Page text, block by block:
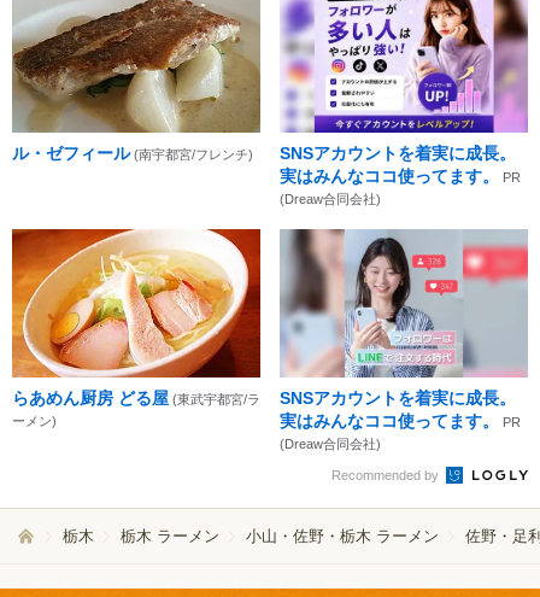
ル・ゼフィール (南宇都宮/フレンチ)
SNSアカウントを着実に成長。
実はみんなココ使ってます。
PR
(Dreaw合同会社)
らあめん厨房 どる屋 (東武宇都宮/ラ
ーメン)
SNSアカウントを着実に成長。
実はみんなココ使ってます。
PR
(Dreaw合同会社)
Recommended by
栃木 栃木 ラーメン 小山・佐野・栃木 ラーメン 佐野・足